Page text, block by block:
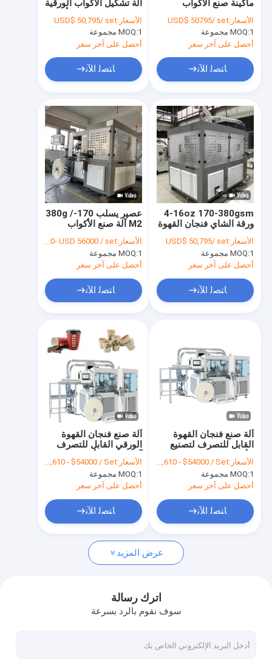
معلومات عنا
جولة في المعمل
اتصل بنا
أخبار
ماكينات صنع الأكواب الورقية
آلة قطع الكوب الورقي بالقالب
آلة صندوق الغداء الورقية
آلة تغليف الأكواب الورقية
آلة تشكيل الأكواب الورقية
عالية السرعة لصنع أكواب
يمكن التخلص منها
الأسعار:USD$ 50,795/ set
MOQ:1 مجموعة
أحصل على آخر سعر
ﺎﺘﺼﻟ ﺍﻶﻧ
ماكينة صنع الأكواب
1.78 متر ماكينة صنع
أكواب الشاي
الأسعار:USD$ 50795/ set
MOQ:1 مجموعة
أحصل على آخر سعر
ﺎﺘﺼﻟ ﺍﻶﻧ
عصير يسلب 170-380g /
M2 آلة صنع الأكواب
الكرتونية للزجاج القابل
للتصرف
الأسعار:USD 49000- USD 56000 / set
MOQ:1 مجموعة
أحصل على آخر سعر
ﺎﺘﺼﻟ ﺍﻶﻧ
4-16oz 170-380gsm
ورقة الشاي فنجان القهوة
المغلفة
الأسعار:USD$ 50,795/ set
MOQ:1 مجموعة
أحصل على آخر سعر
ﺎﺘﺼﻟ ﺍﻶﻧ
آلة صنع فنجان القهوة
الورقي القابل للتصرف
آلة تشكيل الأكواب الورقية
الأسعار:FOB $49,610 - $54000 / Set
MOQ:1 مجموعة
أحصل على آخر سعر
ﺎﺘﺼﻟ ﺍﻶﻧ
آلة صنع فنجان القهوة
القابل للتصرف لتصنيع
الأكواب الورقية
الأسعار:FOB $49,610 - $54000 / Set
MOQ:1 مجموعة
أحصل على آخر سعر
ﺎﺘﺼﻟ ﺍﻶﻧ
عرض المزيد
اترك رسالة
سوف نقوم بالرد بسرعة